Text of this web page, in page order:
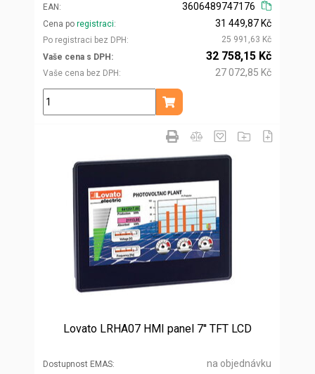
EAN
3606489747176
Cena po registraci
Po registraci bez DPH
31 449,87 Kč
25 991,63 Kč
Vaše cena s DPH
Vaše cena bez DPH
32 758,15 Kč
27 072,85 Kč
ks
Přidat do košíku
Lovato LRHA07 HMI panel 7'' TFT LCD
Dostupnost EMAS na objednávku